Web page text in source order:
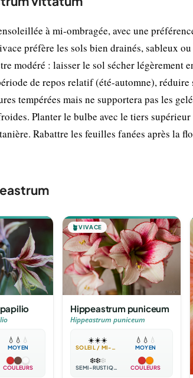
à mi-ombragée, avec une
préfère les sols bien drainés, sableux
modéré : laisser le sol sécher légèrement
de repos relatif (été-automne),
tempérées mais ne supportera pas les
Planter le bulbe avec le tiers
Rabattre les feuilles fanées après la
💧 💧 💧
MOYEN
COULEURS
🪴VIVACE
Hippeastrum puniceum
Hippeastrum puniceum
☀️☀️☀️
SOLEIL / MI-OMBRE
💧 💧 💧
MOYEN
❄️❄️❄️
SEMI-RUSTIQUE COULEURS